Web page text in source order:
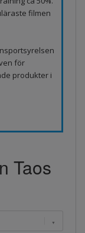
filmen
för
produkter i
Taos